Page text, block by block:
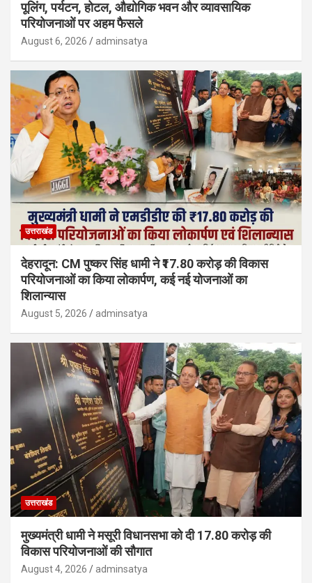
पूलिंग, पर्यटन, होटल, औद्योगिक भवन और व्यावसायिक
परियोजनाओं पर अहम फैसले
August 6, 2026 adminsatya
उत्तराखंड
देहरादून: CM पुष्कर सिंह धामी ने ₹17.80 करोड़ की विकास
परियोजनाओं का किया लोकार्पण, कई नई योजनाओं का
शिलान्यास
August 5, 2026 adminsatya
उत्तराखंड
मुख्यमंत्री धामी ने मसूरी विधानसभा को दी 17.80 करोड़ की
विकास परियोजनाओं की सौगात
August 4, 2026 adminsatya